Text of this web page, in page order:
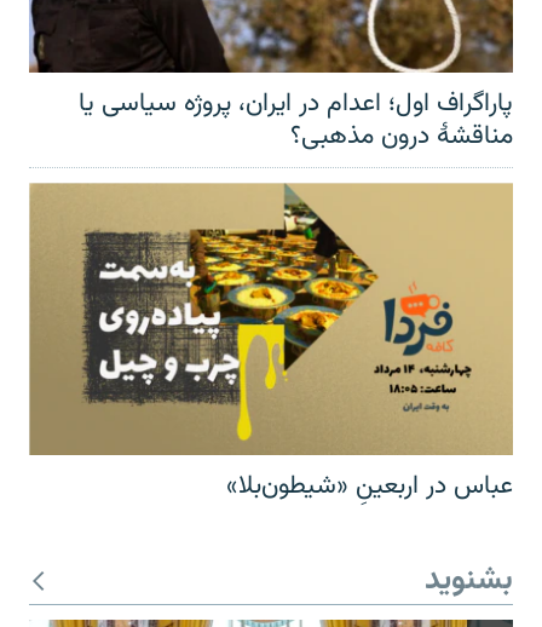
پاراگراف اول؛ اعدام در ایران، پروژه سیاسی یا
مناقشهٔ درون مذهبی؟
عباس در اربعینِ «شیطون‌بلا»
بشنوید